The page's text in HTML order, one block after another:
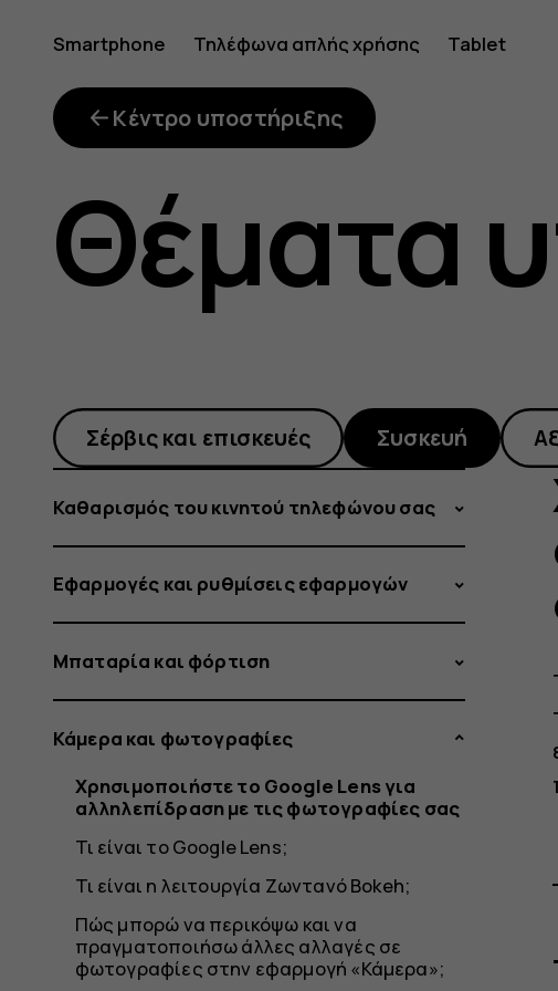
το
Google
Lens
για
με
τις
Smartphone Τηλέφωνα απλής χρήσης Tablet
Κέντρο υποστήριξης
Θέματα
Σέρβις και επισκευές Συσκευή
Καθαρισμός του κινητού τηλεφώνου σας
Εφαρμογές και ρυθμίσεις εφαρμογών
Μπαταρία και φόρτιση
Κάμερα και φωτογραφίες
Χρησιμοποιήστε το Google Lens για
αλληλεπίδραση με τις φωτογραφίες σας
Τι είναι το Google Lens;
Τι είναι η λειτουργία Ζωντανό Bokeh;
Πώς μπορώ να περικόψω και να
πραγματοποιήσω άλλες αλλαγές σε
φωτογραφίες στην εφαρμογή «Κάμερα»;